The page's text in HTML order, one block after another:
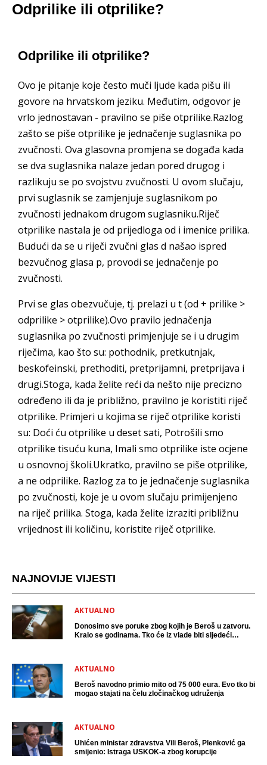
Odprilike ili otprilike?
Odprilike ili otprilike?
Ovo je pitanje koje često muči ljude kada pišu ili
govore na hrvatskom jeziku. Međutim, odgovor je
vrlo jednostavan - pravilno se piše otprilike.Razlog
zašto se piše otprilike je jednačenje suglasnika po
zvučnosti. Ova glasovna promjena se događa kada
se dva suglasnika nalaze jedan pored drugog i
razlikuju se po svojstvu zvučnosti. U ovom slučaju,
prvi suglasnik se zamjenjuje suglasnikom po
zvučnosti jednakom drugom suglasniku.Riječ
otprilike nastala je od prijedloga od i imenice prilika.
Budući da se u riječi zvučni glas d našao ispred
bezvučnog glasa p, provodi se jednačenje po
zvučnosti.
Prvi se glas obezvučuje, tj. prelazi u t (od + prilike >
odprilike > otprilike).Ovo pravilo jednačenja
suglasnika po zvučnosti primjenjuje se i u drugim
riječima, kao što su: pothodnik, pretkutnjak,
beskofeinski, prethoditi, pretprijamni, pretprijava i
drugi.Stoga, kada želite reći da nešto nije precizno
određeno ili da je približno, pravilno je koristiti riječ
otprilike. Primjeri u kojima se riječ otprilike koristi
su: Doći ću otprilike u deset sati, Potrošili smo
otprilike tisuću kuna, Imali smo otprilike iste ocjene
u osnovnoj školi.Ukratko, pravilno se piše otprilike,
a ne odprilike. Razlog za to je jednačenje suglasnika
po zvučnosti, koje je u ovom slučaju primijenjeno
na riječ prilika. Stoga, kada želite izraziti približnu
vrijednost ili količinu, koristite riječ otprilike.
NAJNOVIJE VIJESTI
AKTUALNO
Donosimo sve poruke zbog kojih je Beroš u zatvoru.
Kralo se godinama. Tko će iz vlade biti sljedeći
AKTUALNO
Beroš navodno primio mito od 75 000 eura. Evo tko bi
mogao stajati na čelu zločinačkog udruženja
AKTUALNO
Uhićen ministar zdravstva Vili Beroš, Plenković ga
smijenio: Istraga USKOK-a zbog korupcije